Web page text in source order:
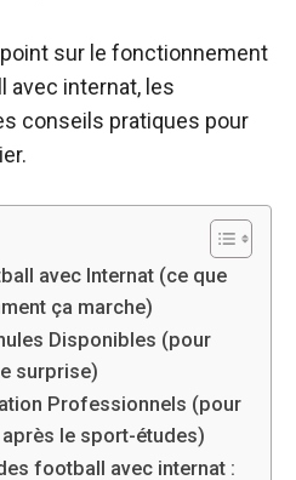
sur le fonctionnement
avec internat, les
conseils pratiques pour
avec Internat (ce que
ça marche)
Disponibles (pour
surprise)
Professionnels (pour
le sport-études)
football avec internat :